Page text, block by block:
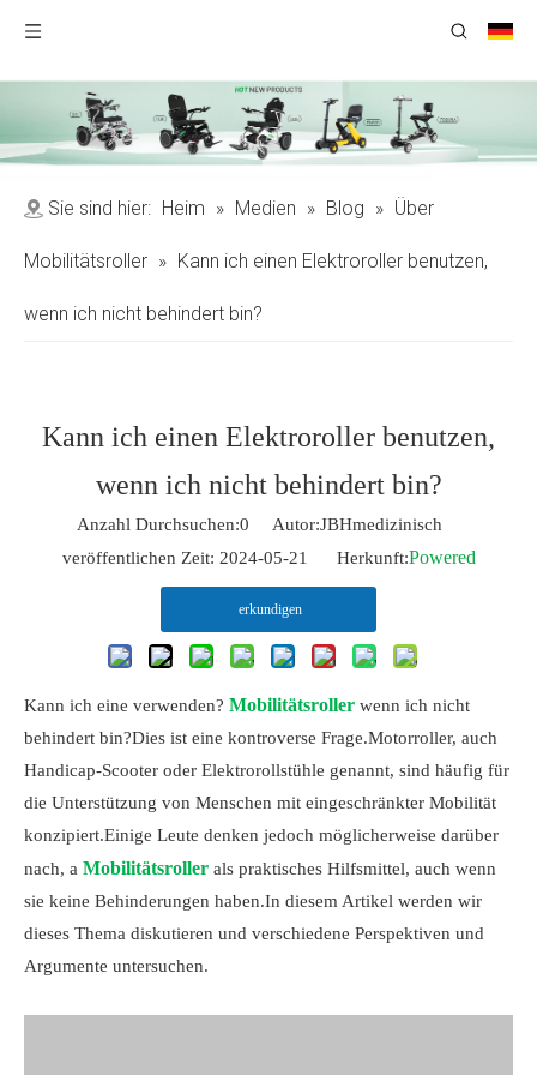
Sie sind hier: Heim » Medien » Blog » Über
Mobilitätsroller » Kann ich einen Elektroroller benutzen,
wenn ich nicht behindert bin?
Kann ich einen Elektroroller benutzen,
wenn ich nicht behindert bin?
Anzahl Durchsuchen:0 Autor:JBHmedizinisch
veröffentlichen Zeit: 2024-05-21 Herkunft:Powered
erkundigen
Kann ich eine verwenden? Mobilitätsroller wenn ich nicht
behindert bin?Dies ist eine kontroverse Frage.Motorroller, auch
Handicap-Scooter oder Elektrorollstühle genannt, sind häufig für
die Unterstützung von Menschen mit eingeschränkter Mobilität
konzipiert.Einige Leute denken jedoch möglicherweise darüber
nach, a Mobilitätsroller als praktisches Hilfsmittel, auch wenn
sie keine Behinderungen haben.In diesem Artikel werden wir
dieses Thema diskutieren und verschiedene Perspektiven und
Argumente untersuchen.